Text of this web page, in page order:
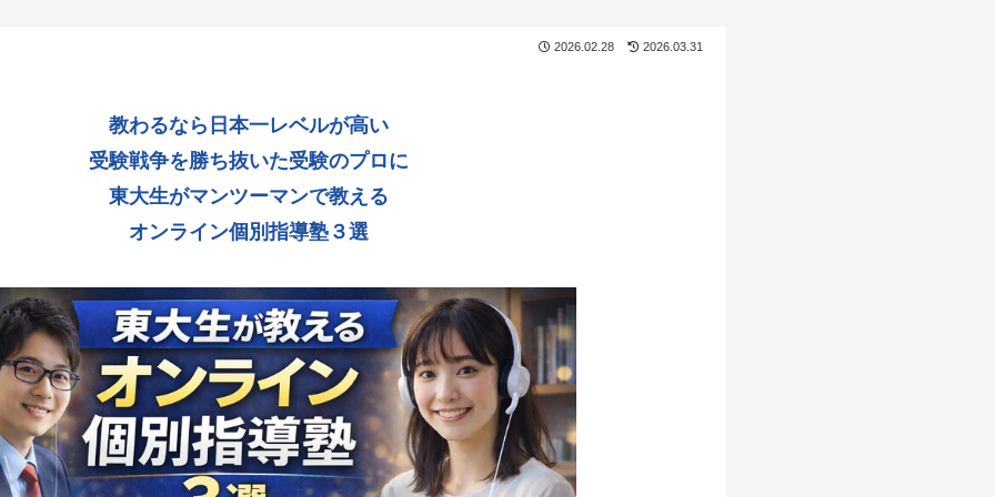
2026.02.28 2026.03.31
教わるなら日本一レベルが高い
受験戦争を勝ち抜いた受験のプロに
東大生がマンツーマンで教える
オンライン個別指導塾３選